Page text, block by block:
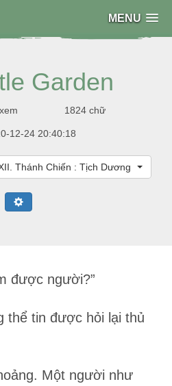
MENU
Garden
1824 chữ
12-24 20:40:18
Thánh Chiến : Tịch Dương
được người?”
thể tin được hỏi lại thủ
Một người như